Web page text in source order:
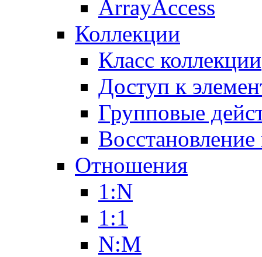
ArrayAccess
Коллекции
Класс коллекции
Доступ к
Групповые
Отношения
1:N
1:1
N:M